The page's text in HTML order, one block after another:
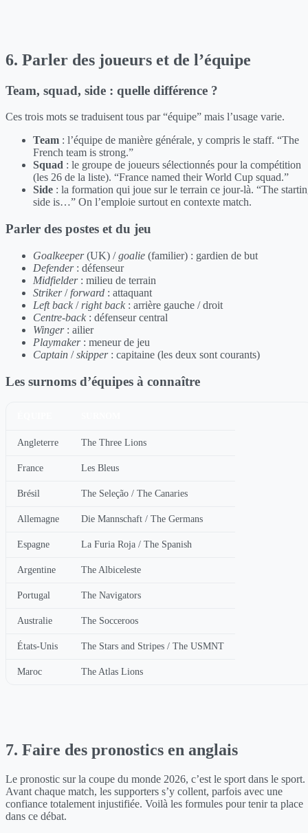
6. Parler des joueurs et de l’équipe
Team, squad, side : quelle différence ?
Ces trois mots se traduisent tous par “équipe” mais l’usage varie.
Team : l’équipe de manière générale, y compris le staff. “The
French team is strong.”
Squad : le groupe de joueurs sélectionnés pour la compétition
(les 26 de la liste). “France named their World Cup squad.”
Side : la formation qui joue sur le terrain ce jour-là. “The
side is…” On l’emploie surtout en contexte match.
Parler des postes et du jeu
Goalkeeper(UK) /goalie (familier) : gardien de but
Defender: défenseur
Midfielder: milieu de terrain
Striker/ forward : attaquant
Left back / right back : arrière gauche / droit
Centre-back : défenseur central
Winger: ailier
Playmaker: meneur de jeu
Captain /skipper: capitaine (les deux sont courants)
Les surnoms d’équipes à connaître
Angleterre The Three Lions
France Les Bleus
Brésil The Seleção / The Canaries
Allemagne Die Mannschaft / The Germans
Espagne La Furia Roja / The Spanish
Argentine The Albiceleste
Portugal The Navigators
Australie The Socceroos
États-Unis The Stars and Stripes / The USMNT
Maroc The Atlas Lions
7. Faire des pronostics en anglais
Le pronostic sur la coupe du monde 2026, c’est le sport dans le sport.
Avant chaque match, les supporters s’y collent, parfois avec une
confiance totalement injustifiée. Voilà les formules pour tenir ta place
dans ce débat.